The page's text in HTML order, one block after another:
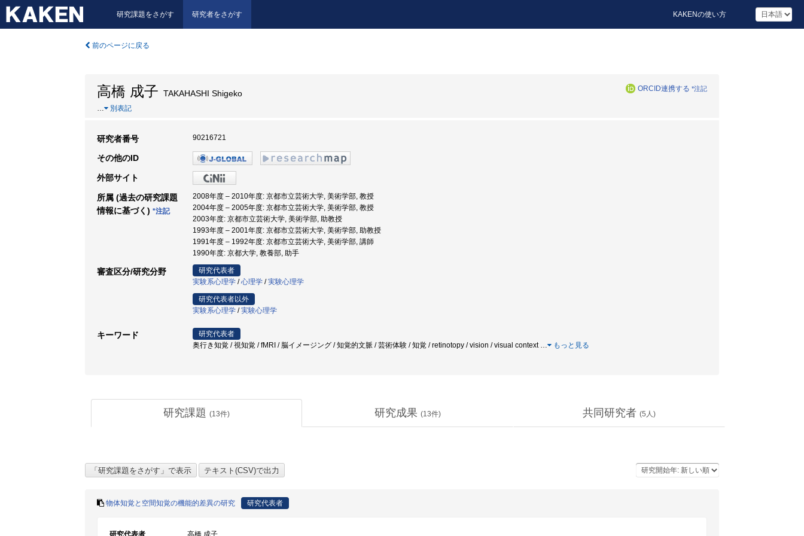
研究課題をさがす 研究者をさがす KAKENの使い方
前のページに戻る
高橋 成子 TAKAHASHI Shigeko ORCID連携する *注記
… 別表記
研究者番号 90216721
その他のID
外部サイト
所属 (過去の研究課題
情報に基づく) *注記
2008年度 – 2010年度: 京都市立芸術大学, 美術学部, 教授
2004年度 – 2005年度: 京都市立芸術大学, 美術学部, 教授
2003年度: 京都市立芸術大学, 美術学部, 助教授
1993年度 – 2001年度: 京都市立芸術大学, 美術学部, 助教授
1991年度 – 1992年度: 京都市立芸術大学, 美術学部, 講師
1990年度: 京都大学, 教養部, 助手
審査区分/研究分野
研究代表者
実験系心理学 /心理学 /実験心理学
研究代表者以外
実験系心理学 /実験心理学
キーワード
研究代表者
奥行き知覚 / 視知覚 / fMRI / 脳イメージング / 知覚的文脈 / 芸術体験 / 知覚 / retinotopy / vision / visual context … もっと見る
研究課題 (13件) 研究成果 (13件) 共同研究者 (5 人)
物体知覚と空間知覚の機能的差異の研究 研究代表者
研究代表者
高橋 成子